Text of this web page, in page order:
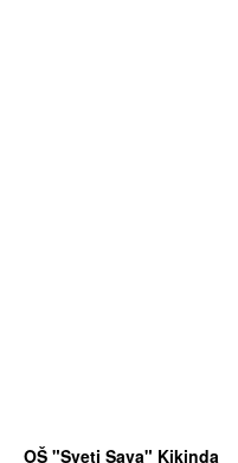
OŠ "Sveti Sava" Kikinda